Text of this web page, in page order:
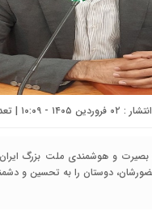
و هوشمندی ملت بزرگ ایران
دوستان را به تحسین و